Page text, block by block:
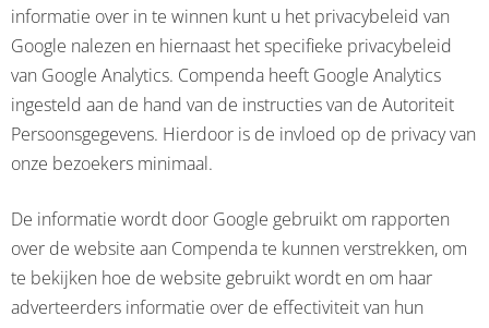
informatie over in te winnen kunt u het privacybeleid van
Google nalezen en hiernaast het specifieke privacybeleid
van Google Analytics. Compenda heeft Google Analytics
ingesteld aan de hand van de instructies van de Autoriteit
Persoonsgegevens. Hierdoor is de invloed op de privacy van
onze bezoekers minimaal.
De informatie wordt door Google gebruikt om rapporten
over de website aan Compenda te kunnen verstrekken, om
te bekijken hoe de website gebruikt wordt en om haar
adverteerders informatie over de effectiviteit van hun